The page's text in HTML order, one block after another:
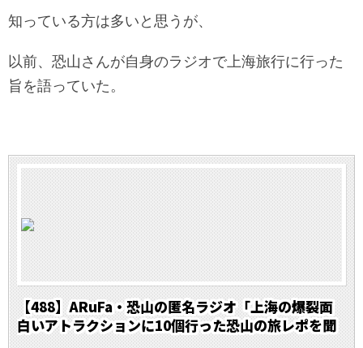
知っている方は多いと思うが、
以前、恐山さんが自身のラジオで上海旅行に行った
旨を語っていた。
【488】ARuFa・恐山の匿名ラジオ「上海の爆裂面
白いアトラクションに10個行った恐山の旅レポを聞